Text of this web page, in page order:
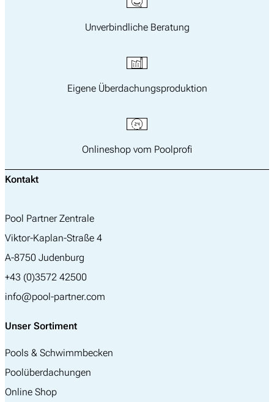
Unverbindliche Beratung
Eigene Überdachungsproduktion
Onlineshop vom Poolprofi
Kontakt
Pool Partner Zentrale
Viktor-Kaplan-Straße 4
A-8750 Judenburg
+43 (0)3572 42500
info@pool-partner.com
Unser Sortiment
Pools & Schwimmbecken
Poolüberdachungen
Online Shop